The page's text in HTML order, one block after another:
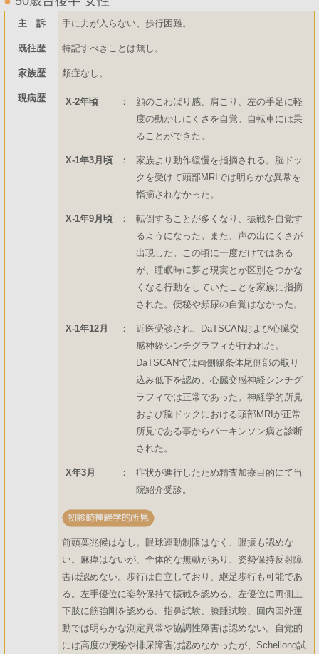
主 訴 手に力が入らない、歩行困難。
既往歴 特記すべきことは無し。
家族歴 類症なし。
現病歴 X-2年頃 ：
顔のこわばり感、肩こり、左の手足に軽
度の動かしにくさを自覚。自転車には乗
ることができた。
X-1年3月頃 ：
家族より動作緩慢を指摘される。脳ドッ
クを受けて頭部MRIでは明らかな異常を
指摘されなかった。
X-1年9月頃 ：
転倒することが多くなり、振戦を自覚す
るようになった。また、声の出にくさが
出現した。この頃に一度だけではある
が、睡眠時に夢と現実とが区別をつかな
くなる行動をしていたことを家族に指摘
された。便秘や頻尿の自覚はなかった。
X-1年12月 ：
近医受診され、DaTSCANおよび心臓交
感神経シンチグラフィが行われた。
DaTSCANでは両側線条体尾側部の取り
込み低下を認め、心臓交感神経シンチグ
ラフィでは正常であった。神経学的所見
および脳ドックにおける頭部MRIが正常
所見である事からパーキンソン病と診断
された。
X年3月 ：
症状が進行したため精査加療目的にて当
院紹介受診。
前頭葉兆候はなし。眼球運動制限はなく、眼振も認めな
い。麻痺はないが、全体的な無動があり、姿勢保持反射障
害は認めない。歩行は自立しており、継足歩行も可能であ
る。左手優位に姿勢保持で振戦を認める。左優位に両側上
下肢に筋強剛を認める。指鼻試験、膝踵試験、回内回外運
動では明らかな測定異常や協調性障害は認めない。自覚的
には高度の便秘や排尿障害は認めなかったが、Schellong試